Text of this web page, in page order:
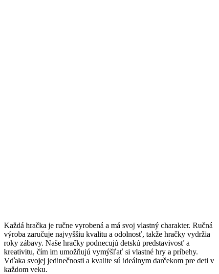
Každá hračka je ručne vyrobená a má svoj vlastný charakter. Ručná
výroba zaručuje najvyššiu kvalitu a odolnosť, takže hračky vydržia
roky zábavy. Naše hračky podnecujú detskú predstavivosť a
kreativitu, čím im umožňujú vymýšľať si vlastné hry a príbehy.
Vďaka svojej jedinečnosti a kvalite sú ideálnym darčekom pre deti v
každom veku.